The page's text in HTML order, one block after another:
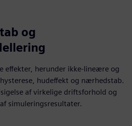
og
effekter, herunder ikke-lineære og
hudeffekt og nærhedstab.
af virkelige driftsforhold og
simuleringsresultater.